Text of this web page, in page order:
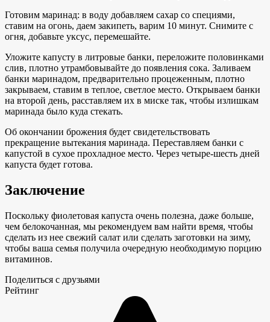
Готовим маринад: в воду добавляем сахар со специями,
ставим на огонь, даем закипеть, варим 10 минут. Снимите с
огня, добавьте уксус, перемешайте.
Уложите капусту в литровые банки, переложите половинками
слив, плотно утрамбовывайте до появления сока. Заливаем
банки маринадом, предварительно процеженным, плотно
закрываем, ставим в теплое, светлое место. Открываем банки
на второй день, расставляем их в миске так, чтобы излишкам
маринада было куда стекать.
Об окончании брожения будет свидетельствовать
прекращение вытекания маринада. Переставляем банки с
капустой в сухое прохладное место. Через четыре-шесть дней
капуста будет готова.
Заключение
Поскольку фиолетовая капуста очень полезна, даже больше,
чем белокочанная, мы рекомендуем вам найти время, чтобы
сделать из нее свежий салат или сделать заготовки на зиму,
чтобы ваша семья получила очередную необходимую порцию
витаминов.
Поделиться с друзьями
Рейтинг